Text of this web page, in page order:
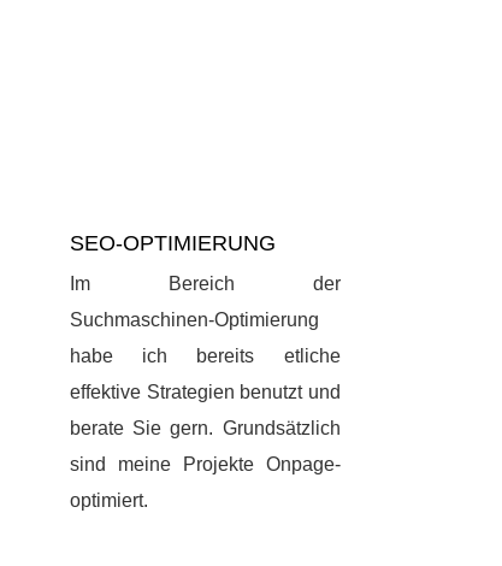
SEO-OPTIMIERUNG
Im Bereich der
Suchmaschinen-Optimierung
habe ich bereits etliche
effektive Strategien benutzt und
berate Sie gern. Grundsätzlich
sind meine Projekte Onpage-
optimiert.